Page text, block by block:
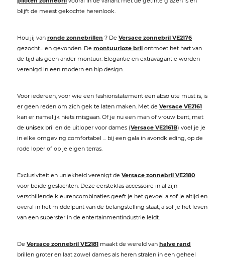
blijft de meest gekochte herenlook.
Hou jij van ronde zonnebrillen ? De Versace zonnebril VE2176
gezocht… en gevonden. De montuurloze bril ontmoet het hart van
de tijd als geen ander montuur. Elegantie en extravagantie worden
verenigd in een modern en hip design.
Voor iedereen, voor wie een fashionstatement een absolute must is, is
er geen reden om zich gek te laten maken. Met de Versace VE2161
kan er namelijk niets misgaan. Of je nu een man of vrouw bent, met
de unisex bril en de uitloper voor dames (Versace VE2161B) voel je je
in elke omgeving comfortabel ... bij een gala in avondkleding, op de
rode loper of op je eigen terras.
Exclusiviteit en uniekheid verenigt de Versace zonnebril VE2180
voor beide geslachten. Deze eersteklas accessoire in al zijn
verschillende kleurencombinaties geeft je het gevoel alsof je altijd en
overal in het middelpunt van de belangstelling staat, alsof je het leven
van een superster in de entertainmentindustrie leidt.
De Versace zonnebril VE2181 maakt de wereld van halve rand
brillen groter en laat zowel dames als heren stralen in een geheel